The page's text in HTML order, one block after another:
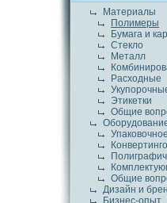
Материалы
Полимеры
Бумага и
Стекло
Металл
Расходные
Этикетки
Общие
Упаковочное
Общие
Дизайн и
Бизнес-опыт